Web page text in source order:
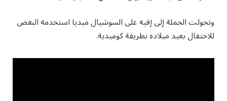
وتحولت الجملة إلى إفيه على السوشيال ميديا استخدمه البعض
للاحتفال بعيد ميلاده بطريقة كوميدية.